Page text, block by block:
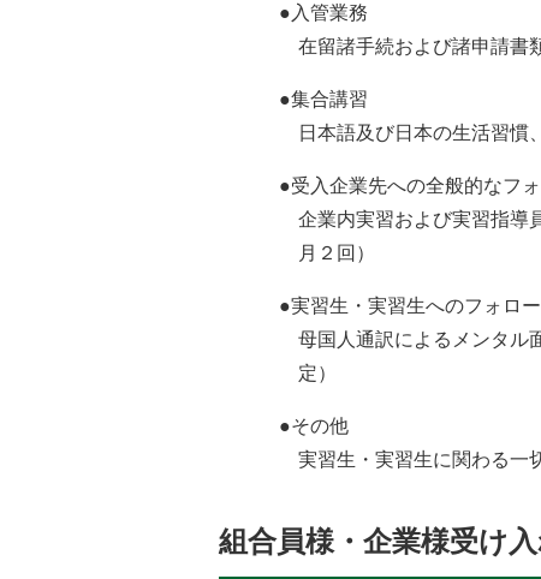
●入管業務
在留諸手続および諸申請書
●集合講習
日本語及び日本の生活習慣
●受入企業先への全般的なフ
企業内実習および実習指導
月２回）
●実習生・実習生へのフォロー
母国人通訳によるメンタル
定）
●その他
実習生・実習生に関わる一
組合員様・企業様受け